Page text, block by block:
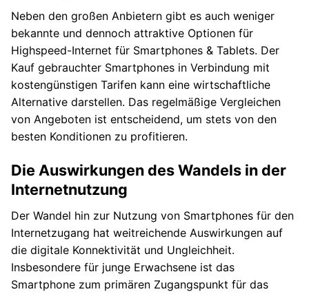
Neben den großen Anbietern gibt es auch weniger
bekannte und dennoch attraktive Optionen für
Highspeed-Internet für Smartphones & Tablets. Der
Kauf gebrauchter Smartphones in Verbindung mit
kostengünstigen Tarifen kann eine wirtschaftliche
Alternative darstellen. Das regelmäßige Vergleichen
von Angeboten ist entscheidend, um stets von den
besten Konditionen zu profitieren.
Die Auswirkungen des Wandels in der
Internetnutzung
Der Wandel hin zur Nutzung von Smartphones für den
Internetzugang hat weitreichende Auswirkungen auf
die digitale Konnektivität und Ungleichheit.
Insbesondere für junge Erwachsene ist das
Smartphone zum primären Zugangspunkt für das